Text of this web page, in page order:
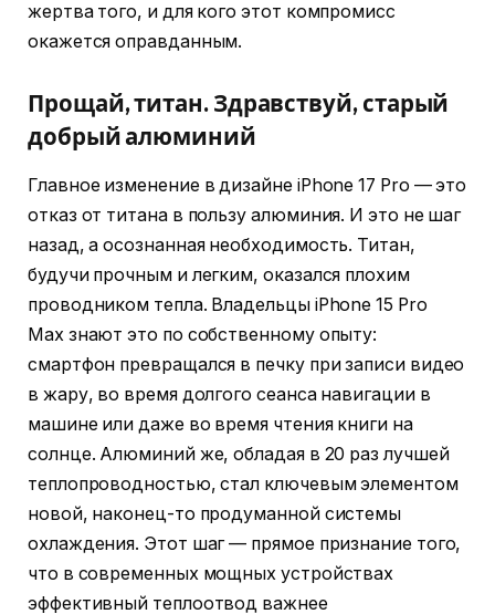
жертва того, и для кого этот компромисс
окажется оправданным.
Прощай, титан. Здравствуй, старый
добрый алюминий
Главное изменение в дизайне iPhone 17 Pro — это
отказ от титана в пользу алюминия. И это не шаг
назад, а осознанная необходимость. Титан,
будучи прочным и легким, оказался плохим
проводником тепла. Владельцы iPhone 15 Pro
Max знают это по собственному опыту:
смартфон превращался в печку при записи видео
в жару, во время долгого сеанса навигации в
машине или даже во время чтения книги на
солнце. Алюминий же, обладая в 20 раз лучшей
теплопроводностью, стал ключевым элементом
новой, наконец-то продуманной системы
охлаждения. Этот шаг — прямое признание того,
что в современных мощных устройствах
эффективный теплоотвод важнее